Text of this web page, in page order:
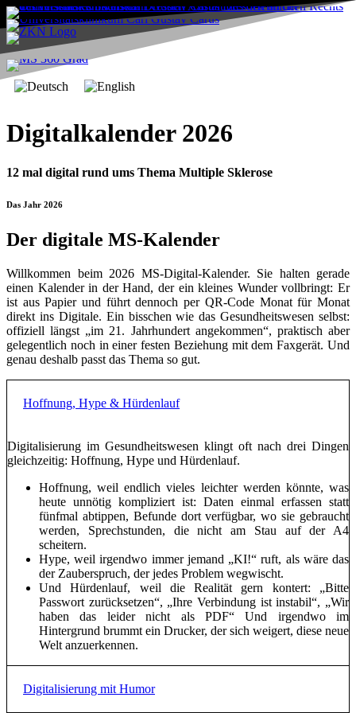
Digitalkalender 2026
12 mal digital rund ums Thema Multiple Sklerose
Das Jahr 2026
Der digitale MS-Kalender
Willkommen beim 2026 MS-Digital-Kalender. Sie halten gerade
einen Kalender in der Hand, der ein kleines Wunder vollbringt: Er
ist aus Papier und führt dennoch per QR-Code Monat für Monat
direkt ins Digitale. Ein bisschen wie das Gesundheitswesen selbst:
offiziell längst „im 21. Jahrhundert angekommen“, praktisch aber
gelegentlich noch in einer festen Beziehung mit dem Faxgerät. Und
genau deshalb passt das Thema so gut.
Hoffnung, Hype & Hürdenlauf
Digitalisierung im Gesundheitswesen klingt oft nach drei Dingen
gleichzeitig: Hoffnung, Hype und Hürdenlauf.
Hoffnung, weil endlich vieles leichter werden könnte, was
heute unnötig kompliziert ist: Daten einmal erfassen statt
fünfmal abtippen, Befunde dort verfügbar, wo sie gebraucht
werden, Sprechstunden, die nicht am Stau auf der A4
scheitern.
Hype, weil irgendwo immer jemand „KI!“ ruft, als wäre das
der Zauberspruch, der jedes Problem wegwischt.
Und Hürdenlauf, weil die Realität gern kontert: „Bitte
Passwort zurücksetzen“, „Ihre Verbindung ist instabil“, „Wir
haben das leider nicht als PDF“ Und irgendwo im
Hintergrund brummt ein Drucker, der sich weigert, diese neue
Welt anzuerkennen.
Digitalisierung mit Humor